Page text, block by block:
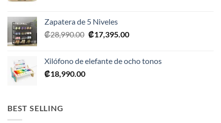
Zapatera de 5 Niveles
₡28,990.00 El
era:
₡17,395.00El
es:
Xilófono de elefante de ocho tonos
₡18,990.00
BEST SELLING